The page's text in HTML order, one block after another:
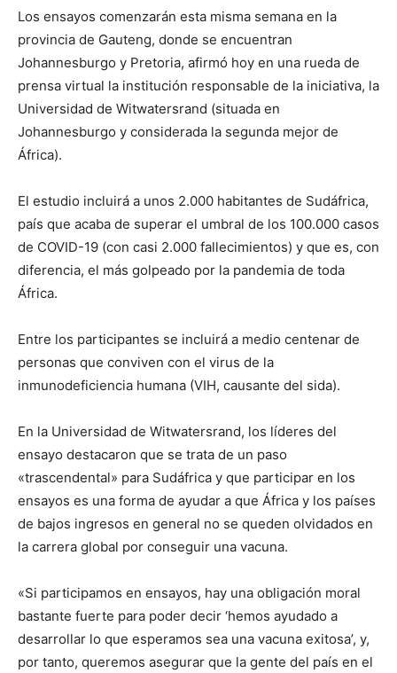
Los ensayos comenzarán esta misma semana en la
provincia de Gauteng, donde se encuentran
Johannesburgo y Pretoria, afirmó hoy en una rueda de
prensa virtual la institución responsable de la iniciativa, la
Universidad de Witwatersrand (situada en
Johannesburgo y considerada la segunda mejor de
África).
El estudio incluirá a unos 2.000 habitantes de Sudáfrica,
país que acaba de superar el umbral de los 100.000 casos
de COVID-19 (con casi 2.000 fallecimientos) y que es, con
diferencia, el más golpeado por la pandemia de toda
África.
Entre los participantes se incluirá a medio centenar de
personas que conviven con el virus de la
inmunodeficiencia humana (VIH, causante del sida).
En la Universidad de Witwatersrand, los líderes del
ensayo destacaron que se trata de un paso
«trascendental» para Sudáfrica y que participar en los
ensayos es una forma de ayudar a que África y los países
de bajos ingresos en general no se queden olvidados en
la carrera global por conseguir una vacuna.
«Si participamos en ensayos, hay una obligación moral
bastante fuerte para poder decir ‘hemos ayudado a
desarrollar lo que esperamos sea una vacuna exitosa’, y,
por tanto, queremos asegurar que la gente del país en el